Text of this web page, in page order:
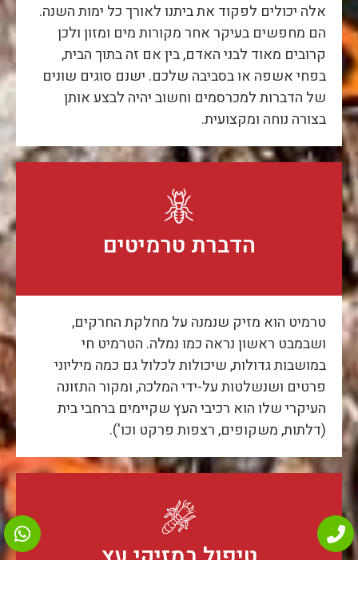
אלה יכולים לפקוד את ביתנו לאורך כל ימות השנה.
הם מחפשים בעיקר אחר מקורות מים ומזון ולכן
קרובים מאוד לבני האדם, בין אם זה בתוך הבית,
בפחי אשפה או בסביבה שלכם. ישנם סוגים שונים
של הדברות למכרסמים וחשוב יהיה לבצע אותן
בצורה נוחה ומקצועית.
הדברת טרמיטים
טרמיט הוא מזיק שנמנה על מחלקת החרקים,
ושבמבט ראשון נראה כמו נמלה. הטרמיט חי
במושבות גדולות, שיכולות לכלול גם כמה מיליוני
פרטים ושנשלטות על-ידי המלכה, ומקור התזונה
העיקרי שלו הוא רכיבי העץ שקיימים ברחבי בית
(דלתות, משקופים, רצפות פרקט וכו').
טיפול במזיקי עץ